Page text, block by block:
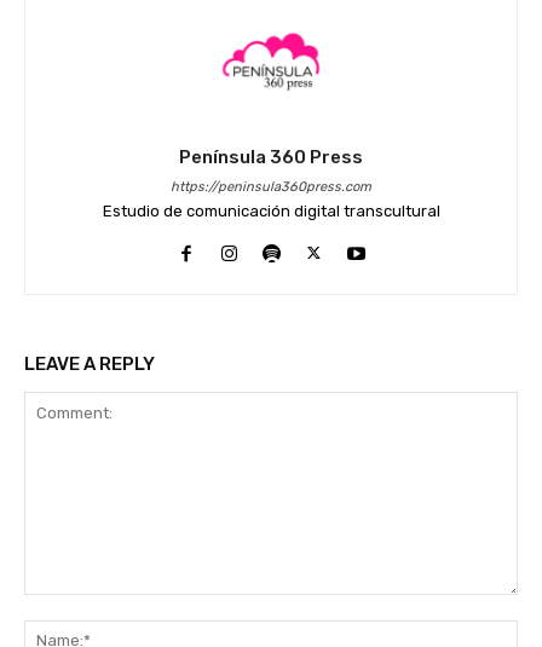
Península 360 Press
https://peninsula360press.com
Estudio de comunicación digital transcultural
LEAVE A REPLY